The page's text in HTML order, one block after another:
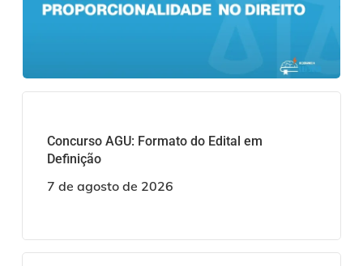
Concurso AGU: Formato do Edital em
Definição
7 de agosto de 2026